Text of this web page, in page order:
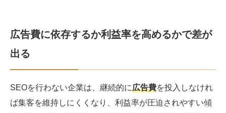
広告費に依存するか利益率を高めるかで差が
出る
SEOを行わない企業は、継続的に広告費を投入しなけれ
ば集客を維持しにくくなり、利益率が圧迫されやすい傾